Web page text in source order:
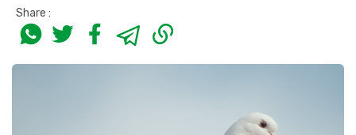
Pintu, Jendela & Perlengkapan
Bekisting
Sistem Pemipaan
Share :